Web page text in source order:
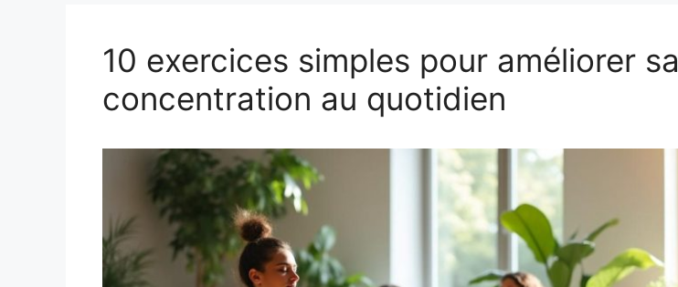
10 exercices simples pour améliorer sa
concentration au quotidien